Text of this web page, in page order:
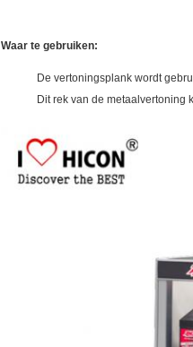
Waar te gebruiken:
De vertoningsplank wordt
Dit rek van de metaalvertoning